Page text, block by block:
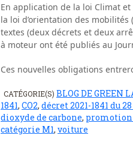
En application de la loi Climat
la loi d’orientation des
textes (deux décrets et deux
à moteur ont été publiés au
Ces nouvelles obligations
CATÉGORIE(S) BLOG DE GREEN
1841, CO2, décret 2021-1841 du
dioxyde de carbone, promotion
catégorie M1, voiture